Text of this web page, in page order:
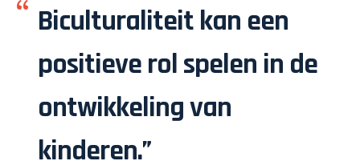
Biculturaliteit kan een
positieve rol spelen in de
ontwikkeling van
kinderen.”